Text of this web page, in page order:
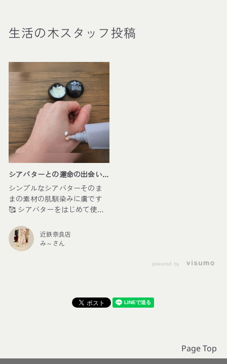
生活の木スタッフ投稿
シアバターとの運命の出会い
💕
シンプルなシアバターそのま
まの素材の肌馴染みに虜です
🥰 シアバターをはじめて使っ
ど“お肌の曲がり角”により目
元に年齢を感じ始めた
時・・・ はじめはシアバター
重ね ４０代の今のおすすめの
ーをお顔全体にしっかりとつ
近鉄奈良店
み～さん
powered by
Page Top